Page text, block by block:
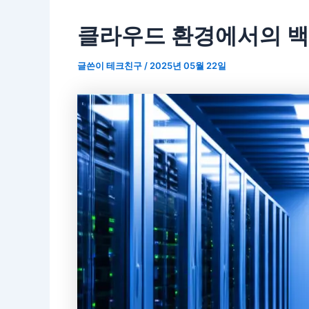
클라우드 환경에서의
글쓴이 테크친구 / 2025년 05월 22일